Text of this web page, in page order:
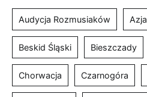
Audycja Rozmusiaków Azja
Beskid Śląski Bieszczady
Chorwacja Czarnogóra